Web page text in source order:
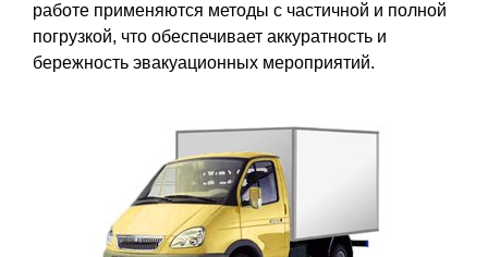
работе применяются методы с частичной и полной
погрузкой, что обеспечивает аккуратность и
бережность эвакуационных мероприятий.